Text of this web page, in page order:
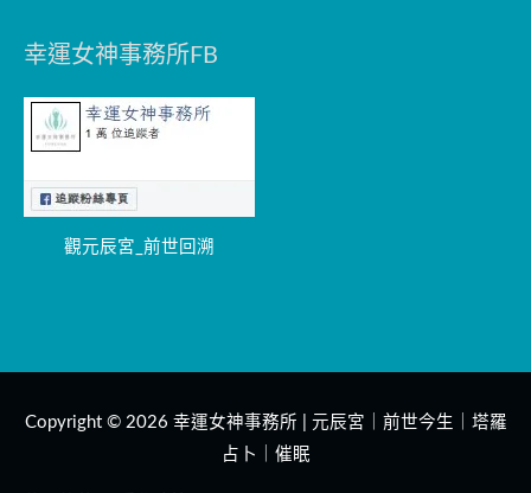
幸運女神事務所FB
觀元辰宮_前世回溯
Copyright © 2026 幸運女神事務所 | 元辰宮｜前世今生｜塔羅
占卜｜催眠